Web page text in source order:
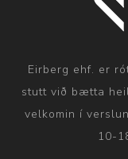
Eirberg ehf. er
stutt við bætta
velkomin í
10-